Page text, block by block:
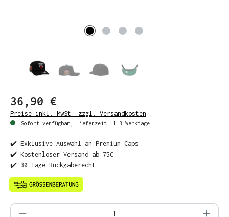
36,90 €
Preise inkl. MwSt. zzgl. Versandkosten
Sofort verfügbar, Lieferzeit: 1-3 Werktage
✔️ Exklusive Auswahl an Premium Caps
✔️ Kostenloser Versand ab 75€
✔️ 30 Tage Rückgaberecht
Produkt Anzahl: Gib den gewünschten